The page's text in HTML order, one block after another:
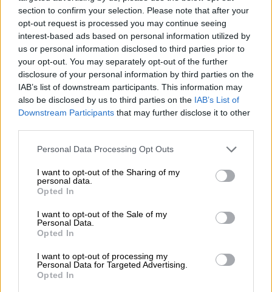
section to confirm your selection. Please note that after your
opt-out request is processed you may continue seeing
interest-based ads based on personal information utilized by
us or personal information disclosed to third parties prior to
your opt-out. You may separately opt-out of the further
disclosure of your personal information by third parties on the
IAB’s list of downstream participants. This information may
also be disclosed by us to third parties on the IAB’s List of
Downstream Participants that may further disclose it to other
Please note that this website/app uses one or more Google
not limited to your visit or usage behaviour. You may click to
grant or deny consent to Google and its third-party tags to
use your data for below specified purposes in below Google
consent section.
Personal Data Processing Opt Outs
I want to opt-out of the Sharing of my
personal data.
Opted In
I want to opt-out of the Sale of my
Personal Data.
Opted In
I want to opt-out of processing my
Personal Data for Targeted Advertising.
Opted In
θύματα, παρουσιάζοντας ψευδείς
επενδυτικές ευκαιρίες και πείθοντάς τα να
μεταφέρουν μεγάλα χρηματικά ποσά.
Η κλίμακα και ο επαγγελματισμός του
δικτύου ήταν εμφανείς από τη δομή του, η
οποία περιλάμβανε έως και 450
εργαζομένους σε διάφορα τμήματα, όπως η
προσέλκυση πελατών (conversion agents) και
η εξυπηρέτηση πελατών (retention agents).
ομάδες για τους τομείς διοίκησης,
οικονομικών, πληροφορικής, ανθρώπινου
δυναμικού και διαφόρων άλλων λειτουργιών.
Οι επικεφαλής ομάδων επέβλεπαν την
καθημερινή λειτουργία των τμημάτων τους,
ενώ σεκάθε call center υπήρχε ένας